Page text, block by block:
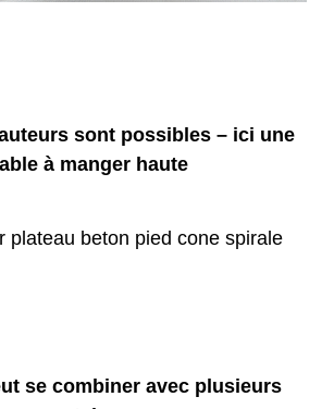
sont possibles – ici une
à manger haute
se combiner avec plusieurs